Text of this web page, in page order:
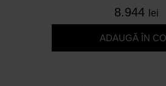
8.944 lei
ADAUGĂ ÎN